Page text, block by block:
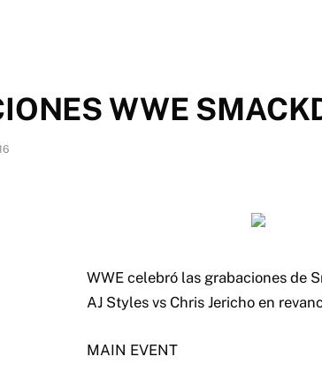
WWE
WWE celebró las grabaciones de
AJ Styles vs Chris Jericho en
MAIN EVENT